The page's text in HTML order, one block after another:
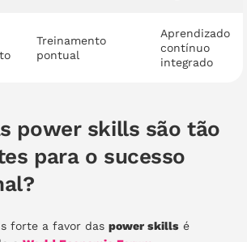
Treinamento
pontual
Aprendizado
contínuo
integrado
power skills são tão
para o sucesso
forte a favor das power skills é